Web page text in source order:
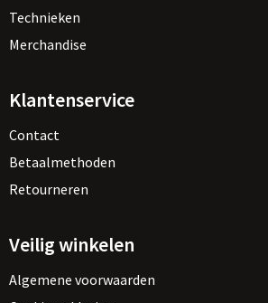
Technieken
Merchandise
Klantenservice
Contact
Betaalmethoden
Retourneren
Veilig winkelen
Algemene voorwaarden